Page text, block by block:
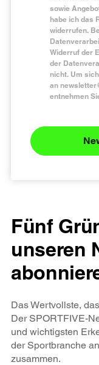
sowie
habe ich das
widerrufen.
Widerruf der
der
nicht. Um
an
entnehmen
Fünf
unseren
Das Wertvollste,
Der SPORTFIVE-
und wichtigsten
der Sportbranche
zusammen.